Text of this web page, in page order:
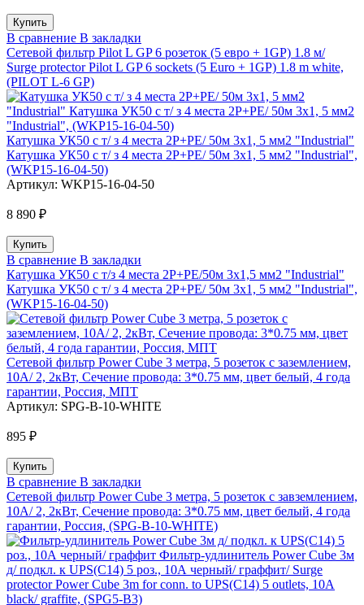
В сравнение В закладки
Сетевой фильтр Pilot L GP 6 розеток (5 евро + 1GP) 1.8 м/
Surge protector Pilot L GP 6 sockets (5 Euro + 1GP) 1.8 m white,
(PILOT L-6 GP)
Катушка УК50 с т/ з 4 места 2Р+PЕ/ 50м 3х1, 5 мм2 "Industrial"
Катушка УК50 с т/ з 4 места 2Р+PЕ/ 50м 3х1, 5 мм2 "Industrial",
(WKP15-16-04-50)
Артикул: WKP15-16-04-50
8 890 ₽
В сравнение В закладки
Катушка УК50 с т/з 4 места 2Р+PЕ/50м 3х1,5 мм2 "Industrial"
Катушка УК50 с т/ з 4 места 2Р+PЕ/ 50м 3х1, 5 мм2 "Industrial",
(WKP15-16-04-50)
Сетевой фильтр Power Cube 3 метра, 5 розеток с заземлением,
10А/ 2, 2кВт, Сечение провода: 3*0.75 мм, цвет белый, 4 года
гарантии, Россия, МПТ
Артикул: SPG-B-10-WHITE
895 ₽
В сравнение В закладки
Сетевой фильтр Power Cube 3 метра, 5 розеток с завземлением,
10А/ 2, 2кВт, Сечение провода: 3*0.75 мм, цвет белый, 4 года
гарантии, Россия, (SPG-B-10-WHITE)